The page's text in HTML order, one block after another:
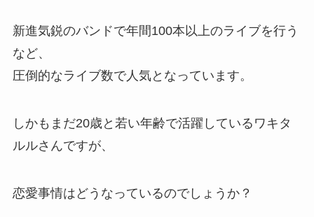
新進気鋭のバンドで年間100本以上のライブを行う
など、
圧倒的なライブ数で人気となっています。
しかもまだ20歳と若い年齢で活躍しているワキタ
ルルさんですが、
恋愛事情はどうなっているのでしょうか？